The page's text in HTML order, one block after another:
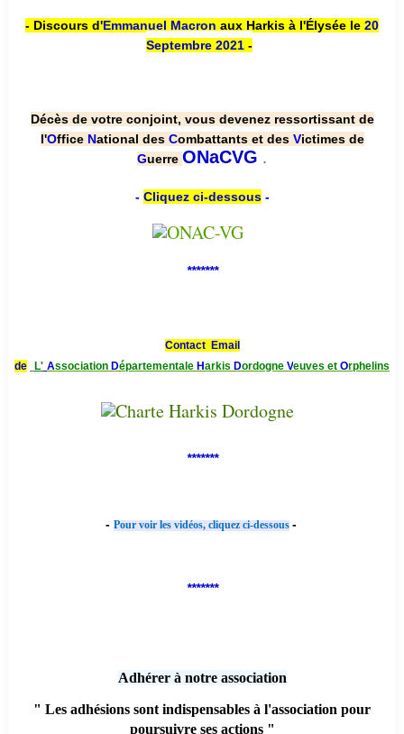
- Discours d'Emmanuel Macron aux Harkis à l'Élysée le 20
Septembre 2021 -
Décès de votre conjoint, vous devenez ressortissant de
l'Office National des Combattants et des Victimes de
Guerre ONaCVG .
- Cliquez ci-dessous-
*******
Contact Email
de
L' Association Départementale Harkis Dordogne Veuves et Orphelins
*******
- Pour voir les vidéos, cliquez ci-dessous -
*******
Adhérer à notre association
" Les adhésions sont indispensables à l'association pour
poursuivre ses actions "